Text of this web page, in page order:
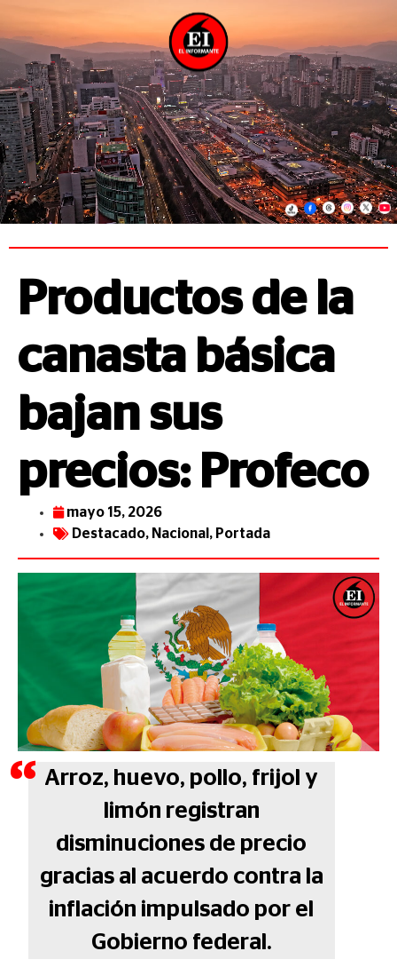
Productos de la
canasta básica
bajan sus
precios: Profeco
mayo 15, 2026
Destacado, Nacional , Portada
Arroz, huevo, pollo, frijol y
limón registran
disminuciones de precio
gracias al acuerdo contra la
inflación impulsado por el
Gobierno federal.